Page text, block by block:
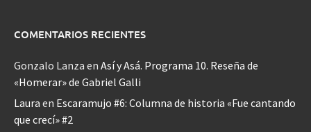
COMENTARIOS RECIENTES
Gonzalo Lanza en Así y Asá. Programa 10. Reseña de
«Homerar» de Gabriel Galli
Laura en Escaramujo #6: Columna de historia «Fue cantando
que crecí» #2